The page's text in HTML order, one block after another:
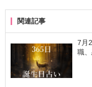
関連記事
7月
職